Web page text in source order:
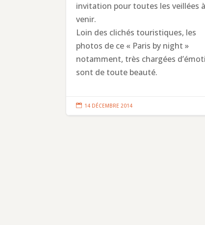
invitation pour toutes les veillées à
venir.
Loin des clichés touristiques, les
photos de ce « Paris by night »
notamment, très chargées
sont de toute beauté.
 14 DÉCEMBRE 2014